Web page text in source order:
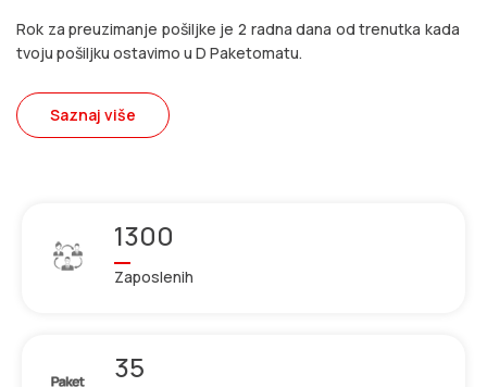
Rok za preuzimanje pošiljke je 2 radna dana od trenutka kada
tvoju pošiljku ostavimo u D Paketomatu.
Saznaj više
1300
Zaposlenih
35